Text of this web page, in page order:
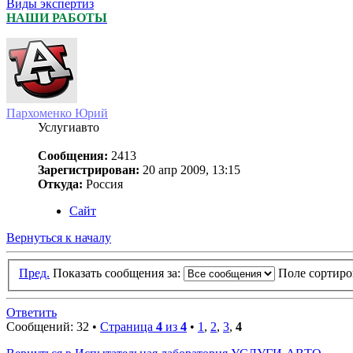
Виды экспертиз
НАШИ РАБОТЫ
Пархоменко Юрий
Услугиавто
Сообщения: 2413
Зарегистрирован: 20 апр 2009, 13:15
Откуда: Россия
Сайт
Вернуться к началу
Пред. Показать сообщения за: Поле
Ответить
Сообщений: 32 • Страница 4 из 4 • 1 , 2, 3, 4